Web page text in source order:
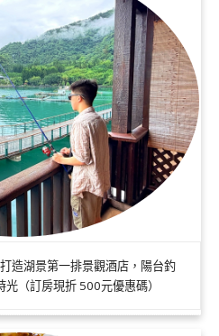
造湖景第一排景觀酒店，陽台釣
（訂房現折 500元優惠碼）